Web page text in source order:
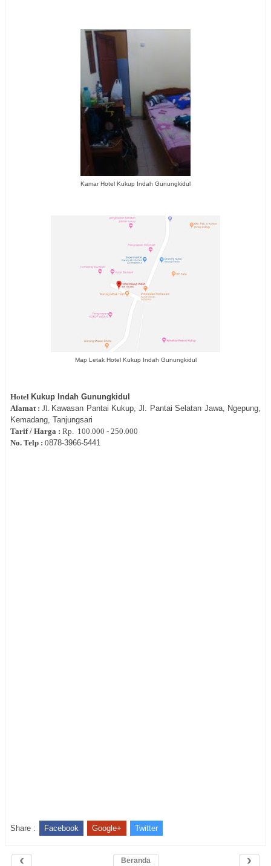
Kamar Hotel Kukup Indah Gunungkidul
Map Letak Hotel Kukup Indah Gunungkidul
Hotel Kukup Indah Gunungkidul
Alamat : Jl. Kawasan Pantai Kukup, Jl. Pantai Selatan Jawa, Ngepung,
Kemadang, Tanjungsari
Tarif / Harga : Rp. 100.000 - 250.000
No. Telp : 0878-3966-5441
Share : Facebook Google+ Twitter
‹ ›
Beranda